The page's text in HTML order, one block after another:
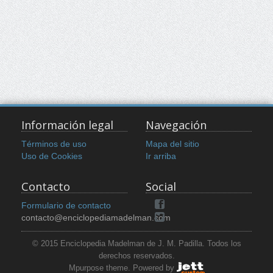
Información legal
Términos de uso
Uso de Cookies
Navegación
Mapa del sitio
Ir arriba
Contacto
Formulario de contacto
contacto@enciclopediamadelman.com
Social
© 2015 Enciclopedia Madelman de J. M. Padilla. Todos los
derechos reservados.
Mpurpose theme. Powered by